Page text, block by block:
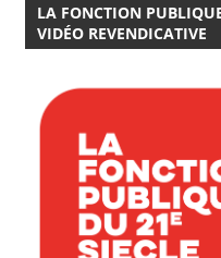
LA FONCTION
VIDÉO REVENDICATIVE